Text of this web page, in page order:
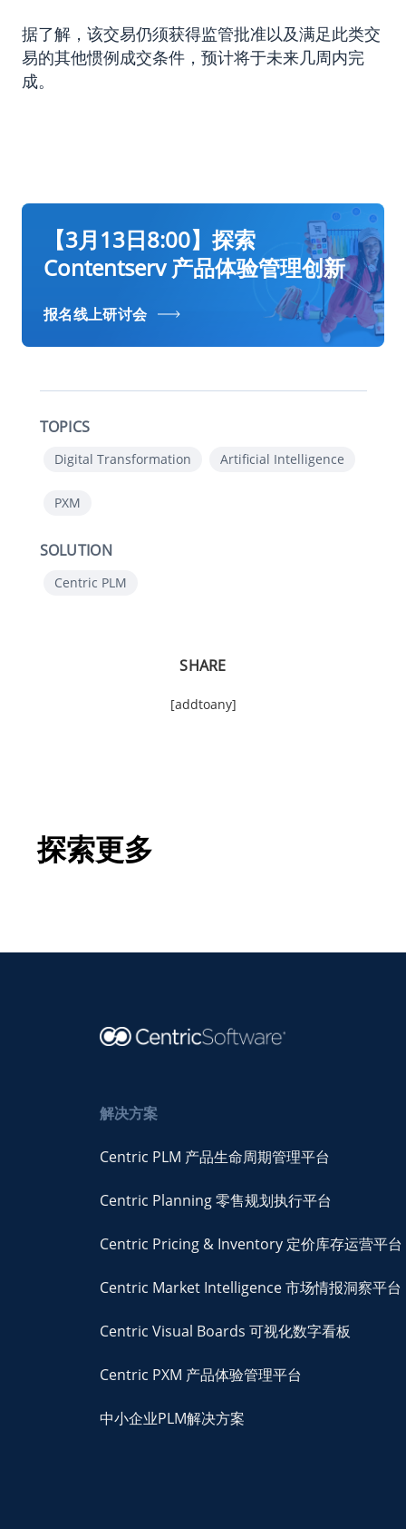
据了解，该交易仍须获得监管批准以及满足此类交
易的其他惯例成交条件，预计将于未来几周内完
成。
【3月13日8:00】探索
Contentserv 产品体验管理创新
报名线上研讨会
TOPICS
Digital Transformation Artificial Intelligence
PXM
SOLUTION
Centric PLM
SHARE
[addtoany]
探索更多
解决方案
Centric PLM 产品生命周期管理平台
Centric Planning 零售规划执行平台
Centric Pricing & Inventory 定价库存运营平台
Centric Market Intelligence 市场情报洞察平台
Centric Visual Boards 可视化数字看板
Centric PXM 产品体验管理平台
中小企业PLM解决方案